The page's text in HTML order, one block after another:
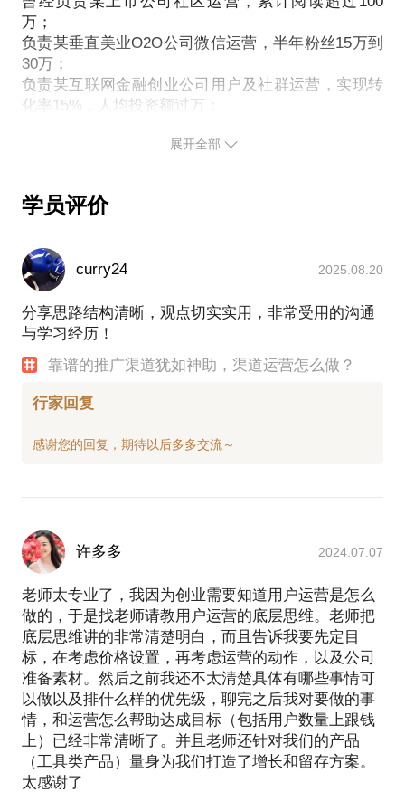
如何让自己的简历看上去像一个“运营人”？
出，获得长久的运营效果和影响力。
相信我独家的运营思路和实操方法，既能解决你的运
营宏观思维问题，也能帮助你完善运营细节。
我愿意与你分享的内容包括：
内容运营包括哪些方面？
我是垂直健康类账号“氢生活”的创始人，目前粉丝20
万。 拥有丰富互联网运营实战经验，积累了丰富的实
战案例和理论知识。经历过上市公司和2家创业公司，
既了解大公司微信运营的玩法，也了解创业公司对公
众号冷启动的需求。相信我独家的运营思路和实操方
渠道运营包括几个方面？
渠道运营系统如何构建？ 构建后对转化的帮助是什
么？
万；
负责某垂直美业O2O公司微信运营，半年粉丝15万到
30万；
负责某互联网金融创业公司用户及社群运营，实现转
化率15%，人均投资额过万；
水池、整合资源的重要作用。我在帮助企业搭建微信
的案例。对于个人微信公众号，承载更多的是个人品
可以说，我在运营公众号和建设社群上有丰富的实战
经验，做运营最重要的不是技巧，而是思维和格局，
如果你也想成为运营大军的一员或者对微信公众号的
精细化运营充满了好奇心，我可以和你分享我的精细
化运营之路，希望我的案例可以给你一点参考，能够
帮助到你。
你还可以在这些地方找到我：
分答&知乎&微博：梁筱琦
展开全部
学员评价
curry24 2025.08.20
分享思路结构清晰，观点切实实用，非常受用的沟通
与学习经历！
靠谱的推广渠道犹如神助，渠道运营怎么做？
行家回复
许多多 2024.07.07
老师太专业了，我因为创业需要知道用户运营是怎么
做的，于是找老师请教用户运营的底层思维。老师把
底层思维讲的非常清楚明白，而且告诉我要先定目
标，在考虑价格设置，再考虑运营的动作，以及公司
准备素材。然后之前我还不太清楚具体有哪些事情可
以做以及排什么样的优先级，聊完之后我对要做的事
情，和运营怎么帮助达成目标（包括用户数量上跟钱
上）已经非常清晰了。并且老师还针对我们的产品
（工具类产品）量身为我们打造了增长和留存方案。
太感谢了